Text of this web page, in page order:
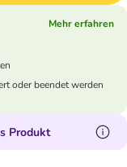
Mehr erfahren
oder beendet werden
Produkt